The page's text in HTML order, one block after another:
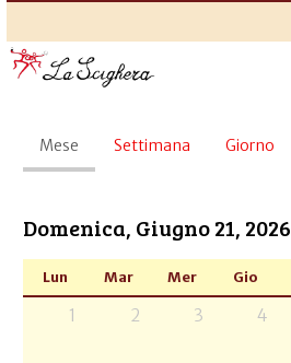
Schede
primarie
Mese (scheda
attiva)
Settimana Giorno
Domenica, Giugno 21, 2026
Lun Mar Mer Gio
1 2 3 4